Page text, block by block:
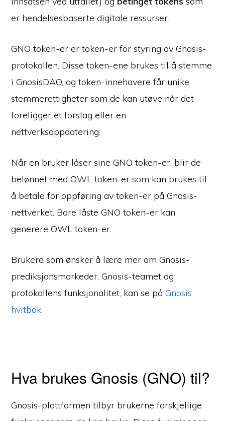
er hendelsesbaserte digitale ressurser.
GNO token-er er token-er for styring av Gnosis-
protokollen. Disse token-ene brukes til å stemme
i GnosisDAO, og token-innehavere får unike
stemmerettigheter som de kan utøve når det
foreligger et forslag eller en
nettverksoppdatering.
Når en bruker låser sine GNO token-er, blir de
belønnet med OWL token-er som kan brukes til
å betale for oppføring av token-er på Gnosis-
nettverket. Bare låste GNO token-er kan
generere OWL token-er.
Brukere som ønsker å lære mer om Gnosis-
prediksjonsmarkeder, Gnosis-teamet og
protokollens funksjonalitet, kan se påGnosis
hvitbok.
Hva brukes Gnosis (GNO) til?
Gnosis-plattformen tilbyr brukerne forskjellige